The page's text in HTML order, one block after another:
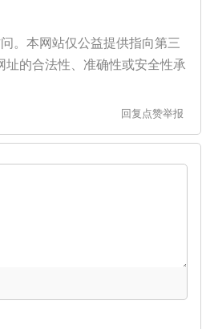
。本网站仅公益提供指向第三
址的合法性、准确性或安全性承
回复 点赞举报